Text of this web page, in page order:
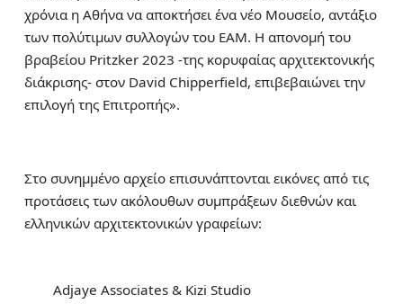
χρόνια η Αθήνα να αποκτήσει ένα νέο Μουσείο, αντάξιο
των πολύτιμων συλλογών του ΕΑΜ. Η απονομή του
βραβείου Pritzker 2023 -της κορυφαίας αρχιτεκτονικής
διάκρισης- στον David Chipperfield, επιβεβαιώνει την
επιλογή της Επιτροπής».
Στο συνημμένο αρχείο επισυνάπτονται εικόνες από τις
προτάσεις των ακόλουθων συμπράξεων διεθνών και
ελληνικών αρχιτεκτονικών γραφείων:
Adjaye Associates & Kizi Studio